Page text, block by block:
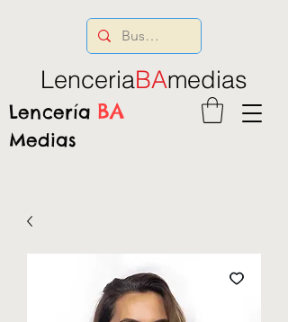
Lencería BA
Medias
LenceriaBAmedias